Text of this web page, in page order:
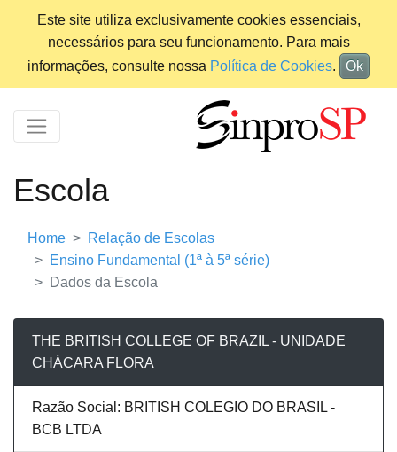
Este site utiliza exclusivamente cookies essenciais,
necessários para seu funcionamento. Para mais
informações, consulte nossa Política de Cookies. Ok
Escola
Home
Relação de Escolas
Ensino Fundamental (1ª à 5ª série)
Dados da Escola
THE BRITISH COLLEGE OF BRAZIL - UNIDADE
CHÁCARA FLORA
Razão Social: BRITISH COLEGIO DO BRASIL -
BCB LTDA